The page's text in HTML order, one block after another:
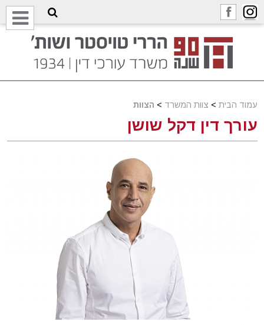
עמוד הבית > צוות המשרד > הצוות
עורך דין דקל שושן